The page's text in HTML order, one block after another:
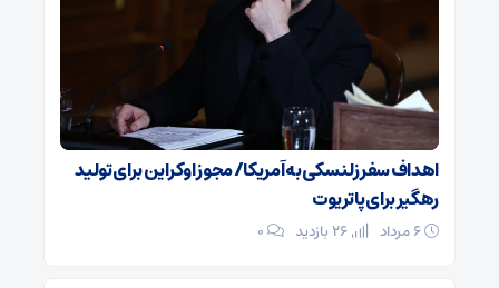
اهداف سفر زلنسکی به آمریکا/ مجوز اوکراین برای تولید
رهگیر برای پاتریوت
۰